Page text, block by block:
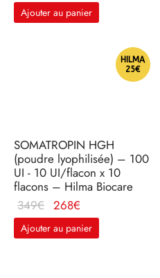
Ajouter au panier
HILMA
25€
SOMATROPIN HGH
(poudre lyophilisée) – 100
UI - 10 UI/flacon x 10
flacons – Hilma Biocare
349€ Le prix
d'origine
était :
268€
prix
actuel
Ajouter au panier